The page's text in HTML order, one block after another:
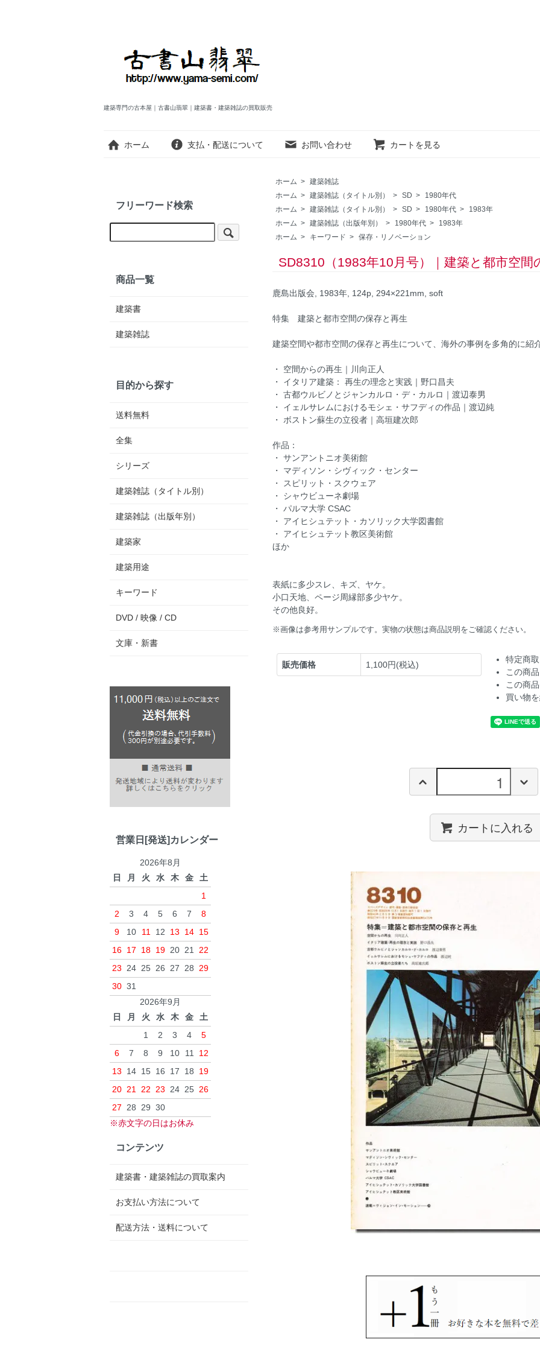
建築専門の古本屋｜古書山翡翠｜建築書・建築雑誌の買取販売
ホーム 支払・配送について お問い合わせ カートを見る
ホーム > 建築雑誌
ホーム > 建築雑誌（タイトル別） > SD >
1980年代
ホーム > 建築雑誌（タイトル別） > SD > 1980年代 >
1983年
ホーム > 建築雑誌（出版年別） > 1980年代 >
1983年
ホーム > キーワード > 保存・リノベーション
SD8310（1983年10月号）｜建築と都市空間
鹿島出版会, 1983年, 124p, 294×221mm, soft
特集 建築と都市空間の保存と再生
建築空間や都市空間の保存と再生について、海外の事例を多角的に紹
・ 空間からの再生｜川向正人
・ イタリア建築： 再生の理念と実践｜野口昌夫
・ 古都ウルビノとジャンカルロ・デ・カルロ｜渡辺泰男
・ イェルサレムにおけるモシェ・サフディの作品｜渡辺純
・ ボストン蘇生の立役者｜高垣建次郎
作品：
・ サンアントニオ美術館
・ マディソン・シヴィック・センター
・ スピリット・スクウェア
・ シャウビューネ劇場
・ パルマ大学 CSAC
・ アイヒシュテット・カソリック大学図書館
・ アイヒシュテット教区美術館
ほか
表紙に多少スレ、キズ、ヤケ。
小口天地、ページ周縁部多少ヤケ。
その他良好。
※画像は参考用サンプルです。実物の状態は商品説明をご確認ください。
販売価格 1,100円(税込)
特定商
この商
この商
買い物
カートに入れる
フリーワード検索
商品一覧
建築書
建築雑誌
目的から探す
送料無料
全集
シリーズ
建築雑誌（タイトル別）
建築雑誌（出版年別）
建築家
建築用途
キーワード
DVD / 映像 / CD
文庫・新書
営業日[発送]カレンダー
2026年8月
日
月 火 水 木 金
土
1
2
3 4 5 6 7
8
9
10 11 12 13 14 15
16 17 18 19 20 21 22
23 24 25 26 27 28 29
30 31
2026年9月
日
月 火 水 木 金
土
1
2 3 4
5
6
7 8 9 10 11
12
13
14 15 16 17 18
19
20 21 22 23 24 25 26
27 28 29 30
※赤文字の日はお休み
コンテンツ
建築書・建築雑誌の買取案内
お支払い方法について
配送方法・送料について